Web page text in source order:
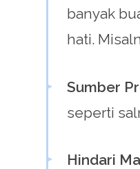
banyak
hati.
Sumber
seperti
Hindari